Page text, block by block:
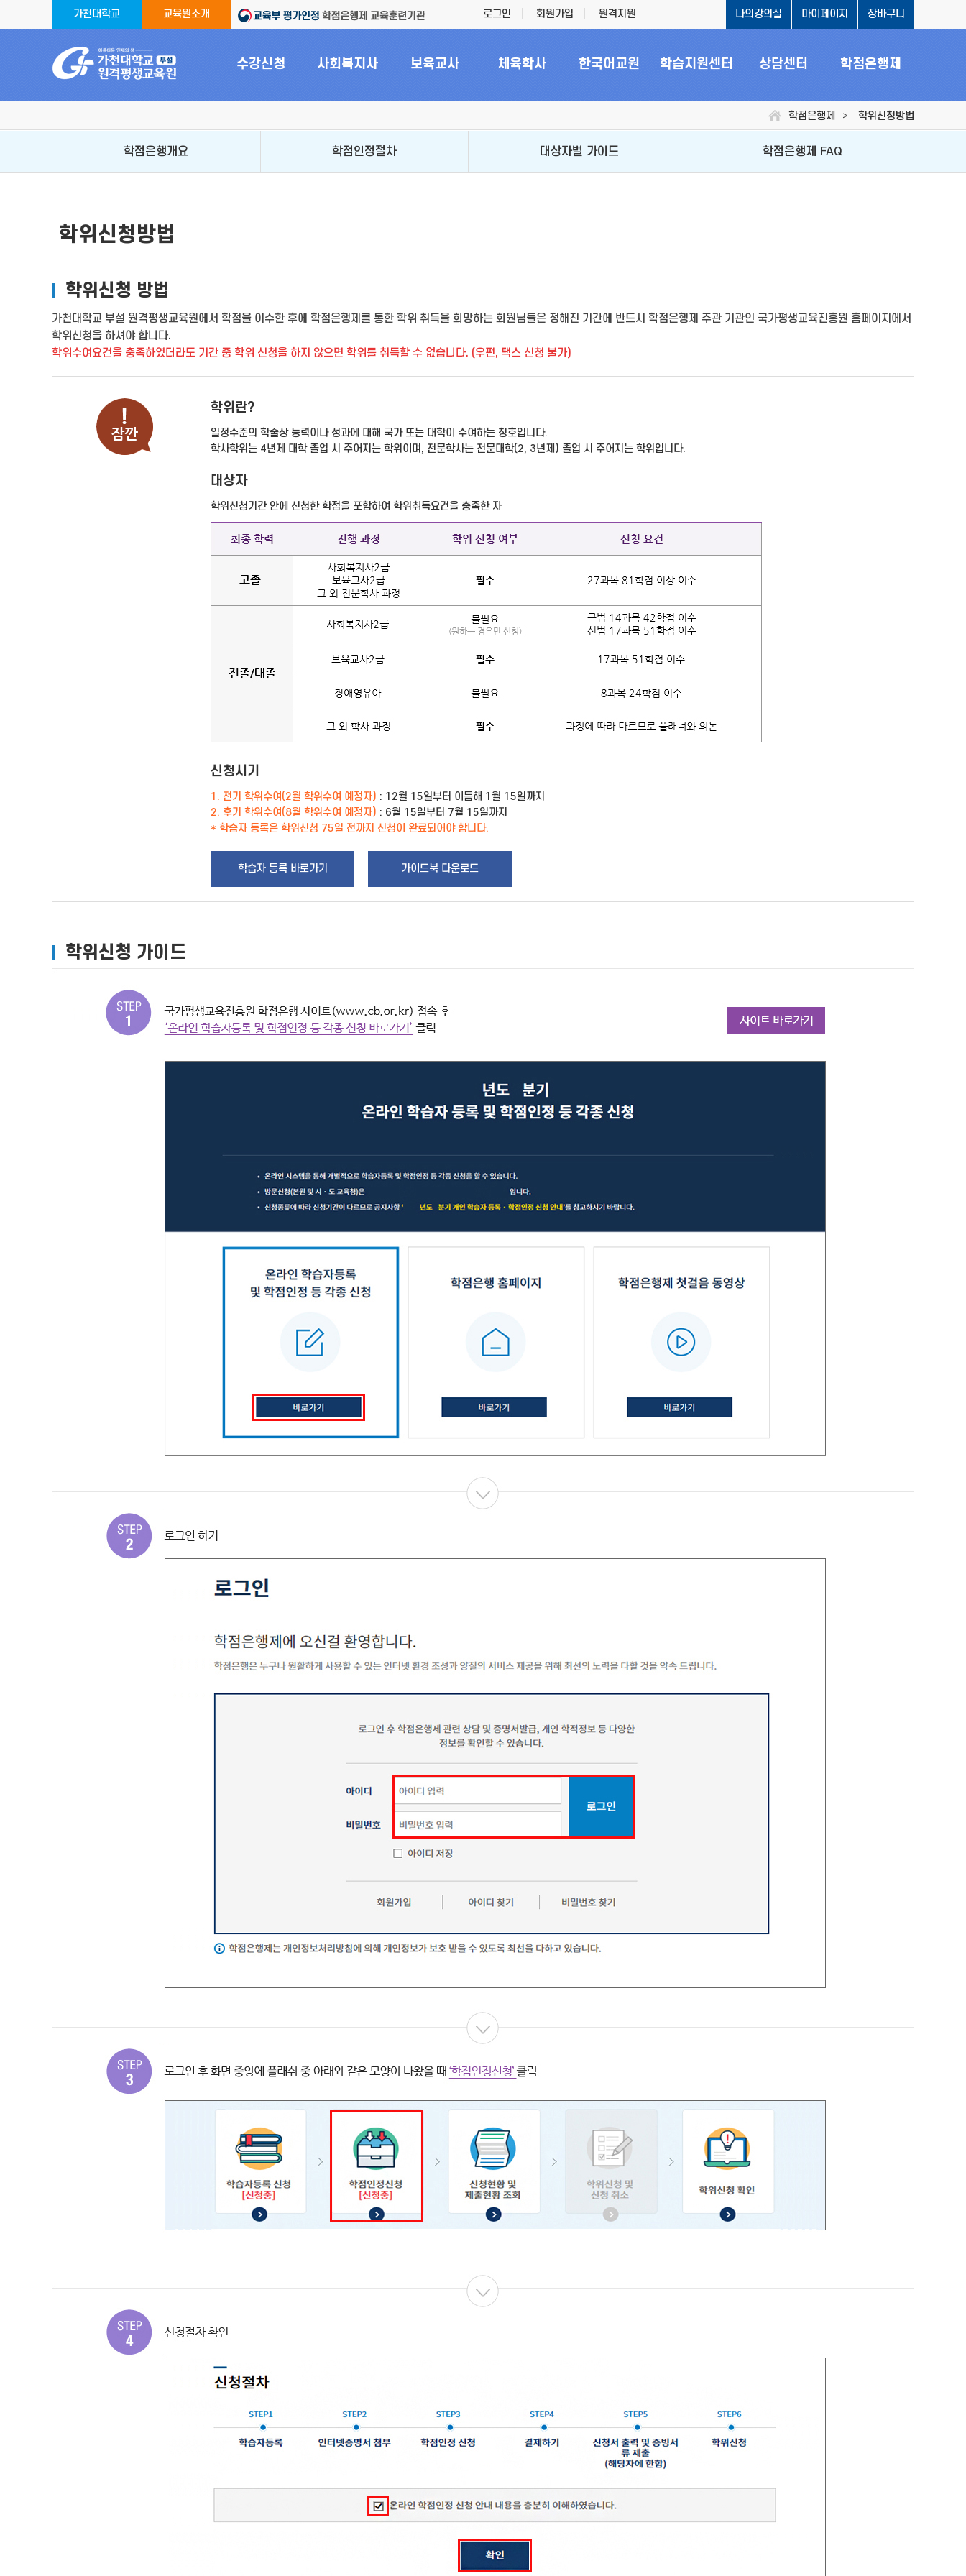
가천대학교 교육원소개 로그인 회원가입 원격지원 나의강의실 마이페이지 장바구니
수강신청 사회복지사 보육교사 체육학사 한국어교원 학습지원센터 상담센터 학점은행제
학점은행제 > 학위신청방법
학점은행개요 학점인정절차 대상자별 가이드 학점은행제 FAQ
학위신청방법
학위신청 방법
가천대학교 부설 원격평생교육원에서 학점을 이수한 후에 학점은행제를 통한 학위 취득을 희망하는 회원님들은 정해진 기간에 반드시 학점은행제 주관 기관인 국가평생교육진흥원 홈페이지에서
학위신청을 하셔야 합니다.
학위수여요건을 충족하였더라도 기간 중 학위 신청을 하지 않으면 학위를 취득할 수 없습니다. (우편, 팩스 신청 불가)
학위란?
일정수준의 학술상 능력이나 성과에 대해 국가 또는 대학이 수여하는 칭호입니다.
학사학위는 4년제 대학 졸업 시 주어지는 학위이며, 전문학사는 전문대학(2, 3년제) 졸업 시 주어지는 학위입니다.
대상자
학위신청기간 안에 신청한 학점을 포함하여 학위취득요건을 충족한 자
신청시기
1. 전기 학위수여(2월 학위수여 예정자) : 12월 15일부터 이듬해 1월 15일까지
2. 후기 학위수여(8월 학위수여 예정자) : 6월 15일부터 7월 15일까지
* 학습자 등록은 학위신청 75일 전까지 신청이 완료되어야 합니다.
학습자 등록 바로가기 가이드북 다운로드
학위신청 가이드